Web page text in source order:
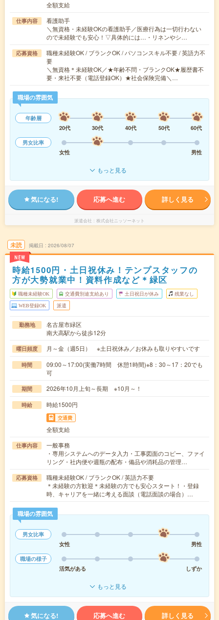
全額支給
仕事内容
看護助手
＼無資格・未経験OKの看護助手／医療行為は一切行わない
ので未経験でも安心！▽具体的には…・リネンやシ…
応募資格
職種未経験OK / ブランクOK / パソコンスキル不要 / 英語力不
要
＼無資格＊未経験OK／★年齢不問・ブランクOK★履歴書不
要・来社不要（電話登録OK）★社会保険完備＼…
職場の雰囲気
年齢層
20代
30代 40代 50代
60代
男女比率
女性
男性
もっと見る
気になる! 応募へ進む 詳しく見る
派遣会社 株式会社ニッソーネット
未読
NEW
掲載日 2026/08/07
時給1500円・土日祝休み！テンプスタッフの
方が大勢就業中！資料作成など＊緑区
職種未経験OK 交通費別途支給あり 土日祝日が休み 残業なし
WEB登録OK 派遣
勤務地
名古屋市緑区
南大高駅から徒歩12分
曜日頻度 月～金（週5日） ※土日祝休み／お休みも取りやすいです
時間
09:00～17:00(実働7時間 休憩1時間)※8：30～17：20でも
可
期間 2026年10月上旬～長期 ※10月～！
時給 時給1500円
交通費
全額支給
仕事内容
一般事務
・専用システムへのデータ入力・工事図面のコピー、ファイ
リング・社内便や週瓶の配布・備品や消耗品の管理…
応募資格
職種未経験OK / ブランクOK / 英語力不要
＊未経験の方歓迎＊未経験の方でも安心スタート！・登録
時、キャリアを一緒に考える面談（電話面談の場合）…
職場の雰囲気
男女比率
女性
男性
職場の様子
活気がある
しずか
もっと見る
気になる! 応募へ進む 詳しく見る